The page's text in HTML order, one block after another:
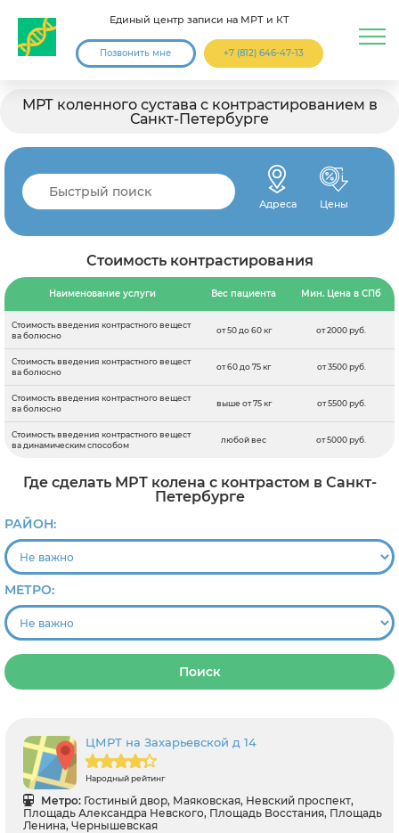
Единый центр записи на МРТ и КТ
Позвонить мне +7 (812) 646-47-13
МРТ коленного сустава с контрастированием в
Санкт-Петербурге
Адреса Цены
Стоимость контрастирования
Наименование услуги Вес пациента Мин. Цена в СПб
Стоимость введения контрастного вещест
ва болюсно
от 50 до 60 кг от 2000 руб.
Стоимость введения контрастного вещест
ва болюсно
от 60 до 75 кг от 3500 руб.
Стоимость введения контрастного вещест
ва болюсно
выше от 75 кг от 5500 руб.
Стоимость введения контрастного вещест
ва динамическим способом
любой вес от 5000 руб.
Где сделать МРТ колена с контрастом в Санкт-
Петербурге
РАЙОН:
МЕТРО:
Поиск
ЦМРТ на Захарьевской д 14
Народный рейтинг
Метро: Гостиный двор, Маяковская, Невский проспект,
Площадь Александра Невского, Площадь Восстания, Площадь
Ленина, Чернышевская